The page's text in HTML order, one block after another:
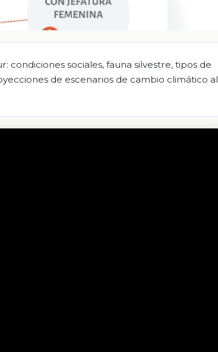
condiciones sociales, fauna silvestre, tipos de
de escenarios de cambio climático al